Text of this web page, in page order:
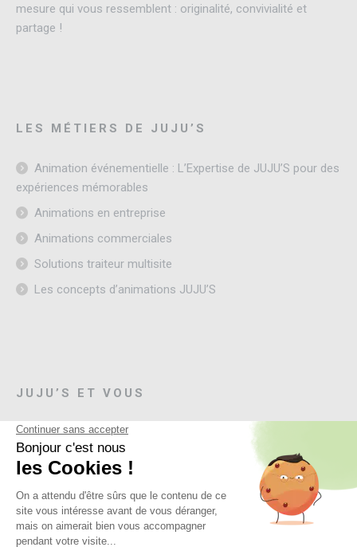
mesure qui vous ressemblent : originalité, convivialité et
partage !
LES MÉTIERS DE JUJU’S
Animation événementielle : L’Expertise de JUJU’S pour des
expériences mémorables
Animations en entreprise
Animations commerciales
Solutions traiteur multisite
Les concepts d’animations JUJU’S
JUJU’S ET VOUS
Contactez-nous
L'offre Abonnement Convivialité
S'inscrire à la newsletter
SUIVEZ-NOUS